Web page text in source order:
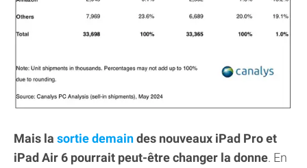
Mais la sortie demaindes nouveaux iPad Pro et
iPad Air 6 pourrait peut-être changer la donne. En